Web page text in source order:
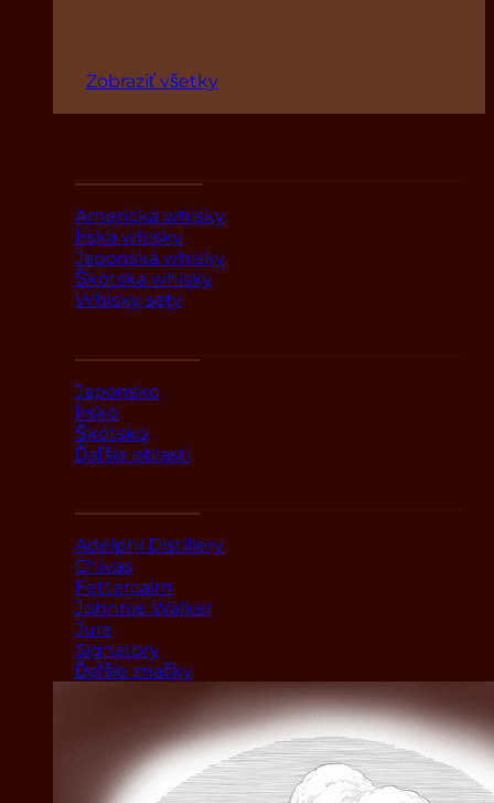
Zobraziť všetky
Americká whisky
Írska whisky
Japonská whisky
Škótska whisky
Whisky sety
Japonsko
Írsko
Škótsko
Ďaľšie oblasti
Adelphi Distillery
Chivas
Fettercairn
Johnnie Walker
Jura
Signatory
Ďaľšie značky